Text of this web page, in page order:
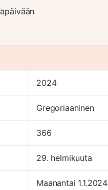
2024
Gregoriaaninen
366
29. helmikuuta
Maanantai 1.1.2024